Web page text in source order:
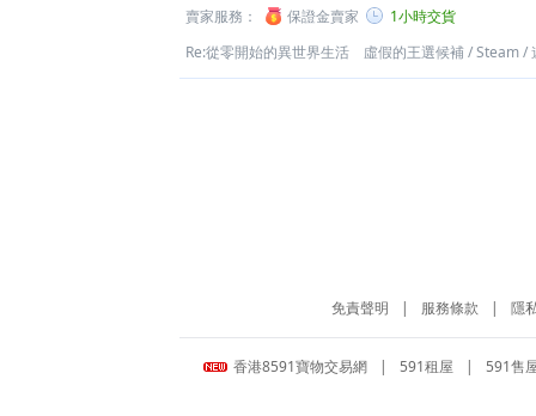
賣家服務：
保證金賣家
1小時交貨
Re:從零開始的異世界生活 虛假的王選候補/Steam/
免責聲明 | 服務條款 | 隱
香港8591寶物交易網 | 591租屋 | 591售